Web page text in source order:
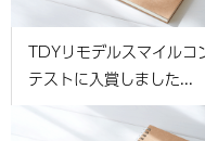
TDYリモデルスマイルコ
テストに入賞しました...